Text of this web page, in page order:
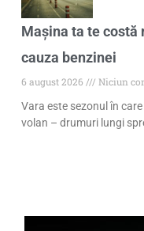
Mașina ta te costă
cauza benzinei
6 august 2026
Niciun
Vara este sezonul în
volan – drumuri lungi